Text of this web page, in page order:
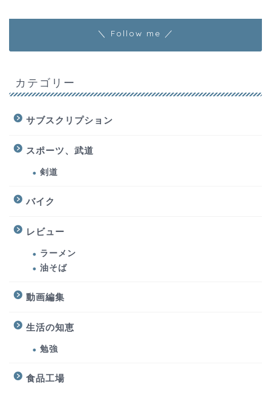
＼ Follow me ／
カテゴリー
サブスクリプション
スポーツ、武道
剣道
バイク
レビュー
ラーメン
油そば
動画編集
生活の知恵
勉強
食品工場